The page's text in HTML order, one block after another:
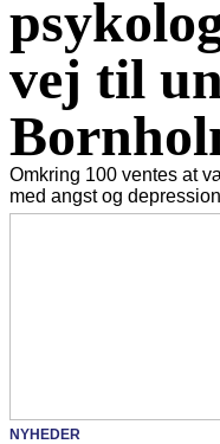
vej til
Omkring 100 ventes at
med angst og depression
NYHEDER